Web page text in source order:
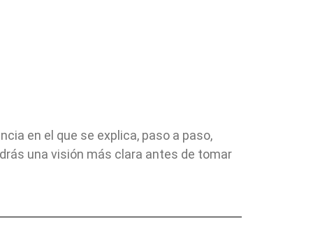
en el que se explica, paso a paso,
una visión más clara antes de tomar